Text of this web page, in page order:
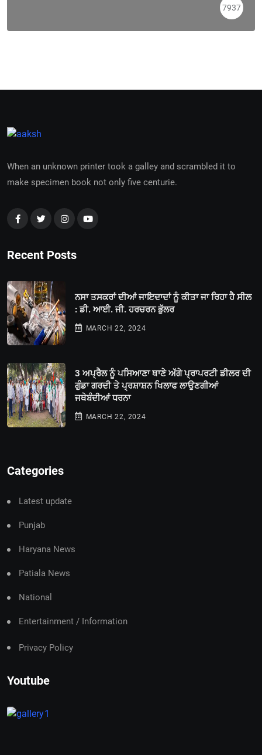
7937
When an unknown printer took a galley and scrambled it to
make specimen book not only five centurie.
Recent Posts
ਨਸਾ ਤਸਕਰਾਂ ਦੀਆਂ ਜਾਇਦਾਦਾਂ ਨੂੰ ਕੀਤਾ ਜਾ ਰਿਹਾ ਹੈ ਸੀਲ
: ਡੀ. ਆਈ. ਜੀ. ਹਰਚਰਨ ਭੁੱਲਰ
MARCH 22, 2024
3 ਅਪ੍ਰੈਲ ਨੂੰ ਪਸਿਆਣਾ ਥਾਣੇ ਅੱਗੇ ਪ੍ਰਾਪਰਟੀ ਡੀਲਰ ਦੀ
ਗੁੰਡਾ ਗਰਦੀ ਤੇ ਪ੍ਰਸ਼ਾਸ਼ਨ ਖਿਲਾਫ ਲਾਉਣਗੀਆਂ
ਜਥੇਬੰਦੀਆਂ ਧਰਨਾ
MARCH 22, 2024
Categories
Latest update
Punjab
Haryana News
Patiala News
National
Entertainment / Information
Privacy Policy
Youtube